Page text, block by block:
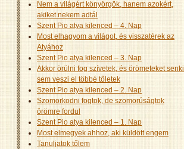
Nem a világért könyörgök, hanem azokért,
akiket nekem adtál
Szent Pio atya kilenced – 4. Nap
Most elhagyom a világot, és visszatérek az
Atyához
Szent Pio atya kilenced – 3. Nap
Akkor örülni fog szívetek, és örömeteket senki
sem veszi el többé tőletek
Szent Pio atya kilenced – 2. Nap
Szomorkodni fogtok, de szomorúságtok
örömre fordul
Szent Pio atya kilenced – 1. Nap
Most elmegyek ahhoz, aki küldött engem
Tanuljatok tőlem